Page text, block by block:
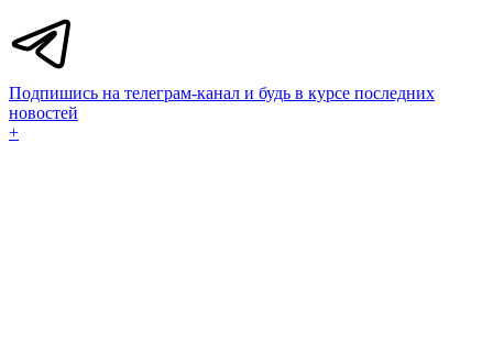
Подпишись на телеграм-канал и будь в курсе последних
новостей
+